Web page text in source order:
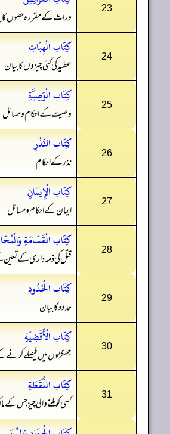
23
وراث کے مقررہ حصوں کا
24 كِتَاب الْهِبَاتِ
عطیہ کی گئی چیزوں کا بیان
25 كِتَاب الْوَصِيَّةِ
وصیت کے احکام و مسائل
26 كِتَاب النَّذْرِ
نذر کے احکام
27 كِتَاب الْإِيمَانِ
ایمان کے احکام و مسائل
28 كِتَاب الْقَسَامَةِ
قتل کی ذمہ داری کے
29 كِتَاب الْحُدُودِ
حدود کا بیان
30 كِتَاب الْأَقْضِيَةِ
جھگڑوں میں فیصلے
31 كِتَاب اللُّقَطَةِ
کسی کو ملنے والی چیز جس کے